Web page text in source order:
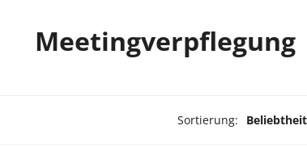
Meetingverpflegung
Sortierung: Beliebtheit